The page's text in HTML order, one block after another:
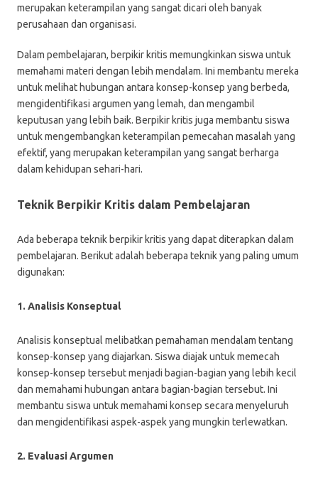
merupakan keterampilan yang sangat dicari oleh banyak
perusahaan dan organisasi.
Dalam pembelajaran, berpikir kritis memungkinkan siswa untuk
memahami materi dengan lebih mendalam. Ini membantu mereka
untuk melihat hubungan antara konsep-konsep yang berbeda,
mengidentifikasi argumen yang lemah, dan mengambil
keputusan yang lebih baik. Berpikir kritis juga membantu siswa
untuk mengembangkan keterampilan pemecahan masalah yang
efektif, yang merupakan keterampilan yang sangat berharga
dalam kehidupan sehari-hari.
Teknik Berpikir Kritis dalam Pembelajaran
Ada beberapa teknik berpikir kritis yang dapat diterapkan dalam
pembelajaran. Berikut adalah beberapa teknik yang paling umum
digunakan:
1. Analisis Konseptual
Analisis konseptual melibatkan pemahaman mendalam tentang
konsep-konsep yang diajarkan. Siswa diajak untuk memecah
konsep-konsep tersebut menjadi bagian-bagian yang lebih kecil
dan memahami hubungan antara bagian-bagian tersebut. Ini
membantu siswa untuk memahami konsep secara menyeluruh
dan mengidentifikasi aspek-aspek yang mungkin terlewatkan.
2. Evaluasi Argumen